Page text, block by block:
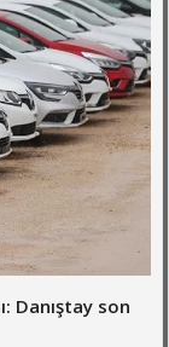
Danıştay son